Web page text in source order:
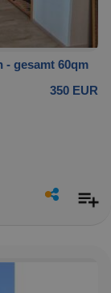
- gesamt 60qm
350 EUR